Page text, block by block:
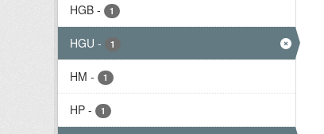
HGB - 1
HGU - 1
HM - 1
HP - 1